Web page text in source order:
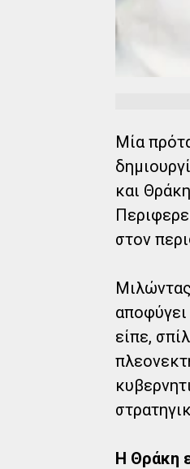
Μία
και
στον
είπε,
Η Θράκη